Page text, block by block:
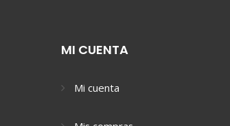
MI CUENTA
Mi cuenta